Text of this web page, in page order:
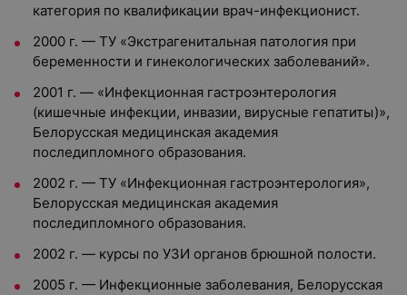
категория по квалификации врач-инфекционист.
2000 г. — ТУ «Экстрагенитальная патология при
беременности и гинекологических заболеваний».
2001 г. — «Инфекционная гастроэнтерология
(кишечные инфекции, инвазии, вирусные гепатиты)»,
Белорусская медицинская академия
последипломного образования.
2002 г. — ТУ «Инфекционная гастроэнтерология»,
Белорусская медицинская академия
последипломного образования.
2002 г. — курсы по УЗИ органов брюшной полости.
2005 г. — Инфекционные заболевания, Белорусская